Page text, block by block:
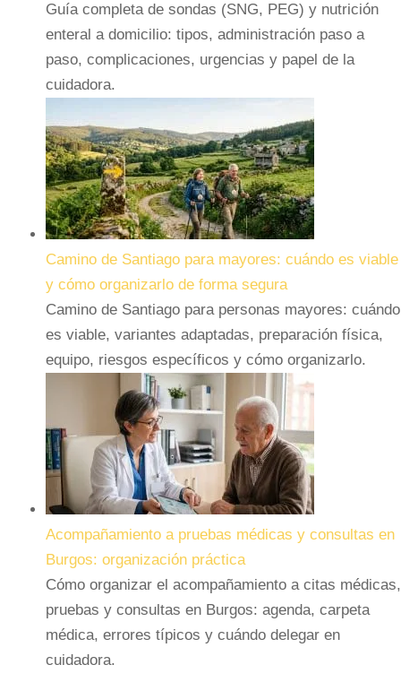
Guía completa de sondas (SNG, PEG) y nutrición
enteral a domicilio: tipos, administración paso a
paso, complicaciones, urgencias y papel de la
cuidadora.
Camino de Santiago para mayores: cuándo es viable
y cómo organizarlo de forma segura
Camino de Santiago para personas mayores: cuándo
es viable, variantes adaptadas, preparación física,
equipo, riesgos específicos y cómo organizarlo.
Acompañamiento a pruebas médicas y consultas en
Burgos: organización práctica
Cómo organizar el acompañamiento a citas médicas,
pruebas y consultas en Burgos: agenda, carpeta
médica, errores típicos y cuándo delegar en
cuidadora.